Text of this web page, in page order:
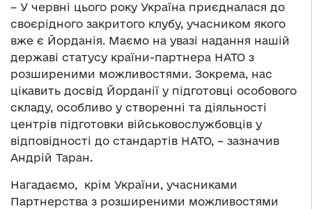
– У червні цього року Україна приєдналася до
своєрідного закритого клубу, учасником якого
вже є Йорданія. Маємо на увазі надання нашій
державі статусу країни-партнера НАТО з
розширеними можливостями. Зокрема, нас
цікавить досвід Йорданії у підготовці особового
складу, особливо у створенні та діяльності
центрів підготовки військовослужбовців у
відповідності до стандартів НАТО, – зазначив
Андрій Таран.
Нагадаємо, крім України, учасниками
Партнерства з розширеними можливостями